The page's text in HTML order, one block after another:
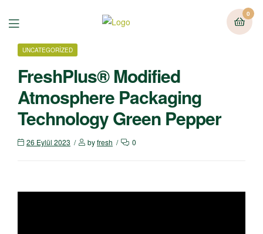
Menu
0
CATEGORIES
UNCATEGORIZED
FreshPlus® Modified
Atmosphere Packaging
Technology Green Pepper
26 Eylül 2023 byfresh 0